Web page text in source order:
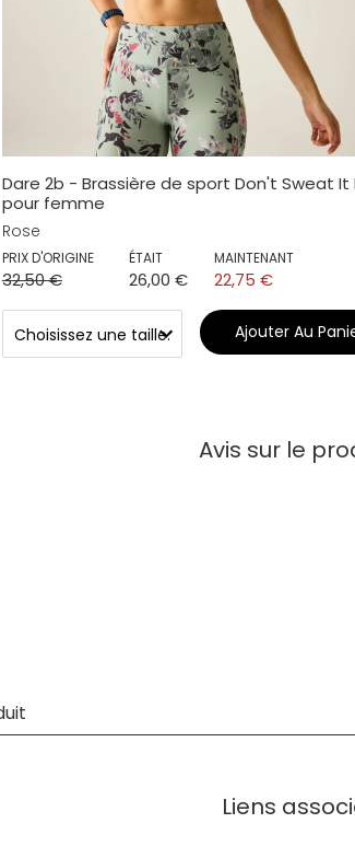
Dare 2b - Brassière de sport Don't Sweat It
pour femme
Rose
PRIX D'ORIGINE
32,50 €
ÉTAIT
26,00 €
MAINTENANT
22,75 €
Ajouter Au
Avis sur le
Liens